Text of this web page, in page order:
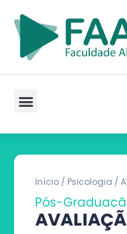
Início / Psicologia /
Pós-